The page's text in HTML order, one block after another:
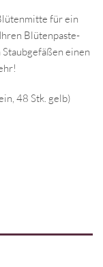
für ein
Blütenpaste-
einen
48 Stk. gelb)